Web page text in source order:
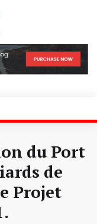
du Port
de
Projet